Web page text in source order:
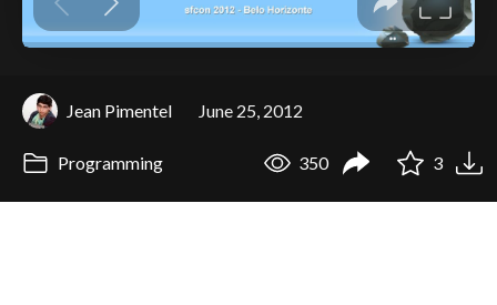
Jean Pimentel June 25, 2012
Programming 350 3